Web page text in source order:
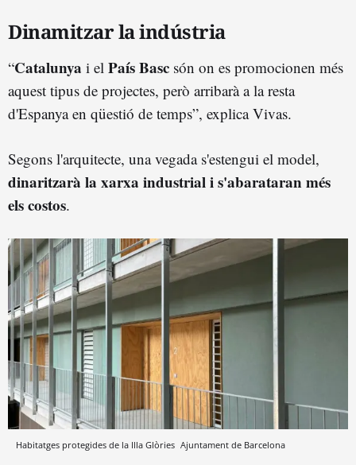
Dinamitzar la indústria
“Catalunya i el País Basc són on es promocionen més
aquest tipus de projectes, però arribarà a la resta
d'Espanya en qüestió de temps”, explica Vivas.
Segons l'arquitecte, una vegada s'estengui el model,
dinaritzarà la xarxa industrial i s'abarataran més
els costos.
Habitatges protegides de la Illa Glòries Ajuntament de Barcelona